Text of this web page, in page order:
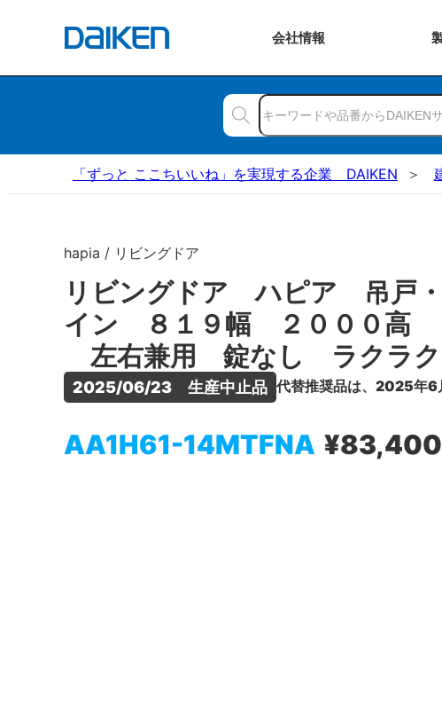
会社情報
「ずっと ここちいいね」を実現する企業 DAIKEN
hapia / リビングドア
リビングドア ハピア 吊戸
イン ８１９幅 ２０００高
左右兼用 錠なし ラクラク
2025/06/23　生産中止品 代替推奨品は、2025年6
AA1H61-14MTFNA ¥83,400